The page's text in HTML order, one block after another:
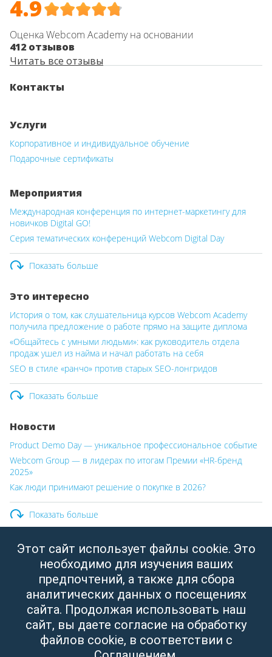
Этот сайт использует файлы cookie. Это
необходимо для изучения ваших
предпочтений, а также для сбора
аналитических данных о посещениях
сайта. Продолжая использовать наш
сайт, вы даете согласие на обработку
файлов cookie, в соответствии с
Контакты
4.9
Оценка Webcom Academy на основании
412 отзывов
Читать все отзывы
Услуги
Корпоративное и индивидуальное обучение
Подарочные сертификаты
Мероприятия
Международная конференция по интернет-маркетингу для
новичков Digital GO!
Серия тематических конференций Webcom Digital Day
Показать больше
Это интересно
История о том, как слушательница курсов Webcom Academy
получила предложение о работе прямо на защите диплома
«Общайтесь с умными людьми»: как руководитель отдела
продаж ушел из найма и начал работать на себя
SEO в стиле «ранчо» против старых SEO-лонгридов
Показать больше
Новости
Product Demo Day — уникальное профессиональное событие
Webcom Group — в лидерах по итогам Премии «HR-бренд
2025»
Как люди принимают решение о покупке в 2026?
Показать больше
ООО «Вебком Групп»
Юридический адрес:
Республика Беларусь, г. Минск,
ул. Свердлова, д.11, пом. 332
УНП: 190437288
Зарегистрировано Мингорисполкомом от 14.04.2003